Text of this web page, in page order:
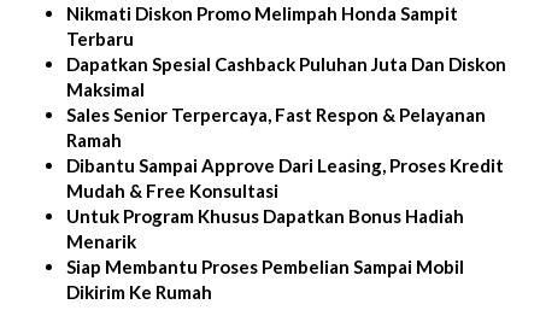
Nikmati Diskon Promo Melimpah Honda Sampit
Terbaru
Dapatkan Spesial Cashback Puluhan Juta Dan Diskon
Maksimal
Sales Senior Terpercaya, Fast Respon & Pelayanan
Ramah
Dibantu Sampai Approve Dari Leasing, Proses Kredit
Mudah & Free Konsultasi
Untuk Program Khusus Dapatkan Bonus Hadiah
Menarik
Siap Membantu Proses Pembelian Sampai Mobil
Dikirim Ke Rumah